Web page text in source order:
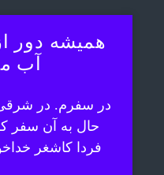
همیشه دور
آب
در سفرم. در شرقی
حال به آن سفر
فردا کاشغر